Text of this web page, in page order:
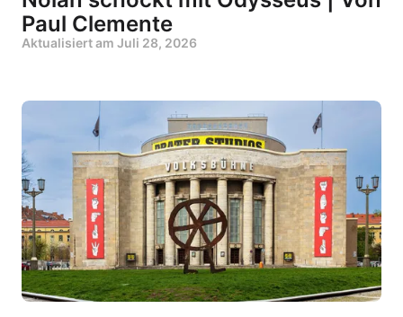
Paul Clemente
Aktualisiert am Juli 28, 2026